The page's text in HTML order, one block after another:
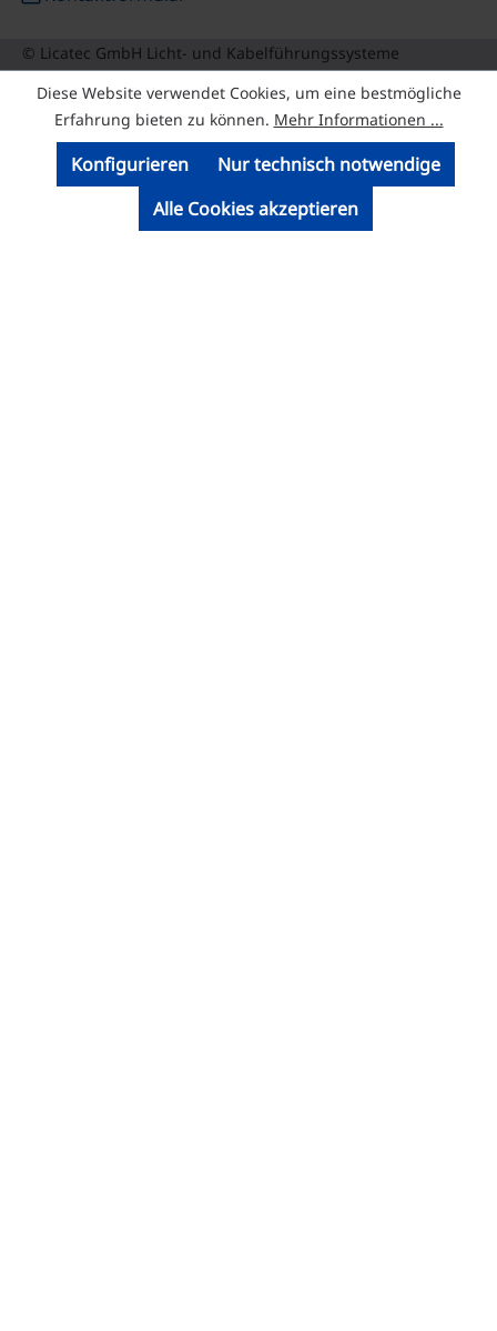
© Licatec GmbH Licht- und Kabelführungssysteme
Diese Website verwendet Cookies, um eine bestmögliche
Erfahrung bieten zu können. Mehr Informationen ...
Nur technisch notwendige
Konfigurieren
Alle Cookies akzeptieren